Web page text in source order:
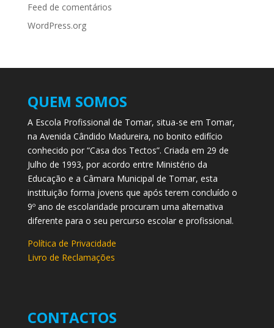
Feed de comentários
WordPress.org
QUEM SOMOS
A Escola Profissional de Tomar, situa-se em Tomar,
na Avenida Cândido Madureira, no bonito edifício
conhecido por “Casa dos Tectos”. Criada em 29 de
Julho de 1993, por acordo entre Ministério da
Educação e a Câmara Municipal de Tomar, esta
instituição forma jovens que após terem concluído o
9º ano de escolaridade procuram uma alternativa
diferente para o seu percurso escolar e profissional.
Política de Privacidade
Livro de Reclamações
CONTACTOS